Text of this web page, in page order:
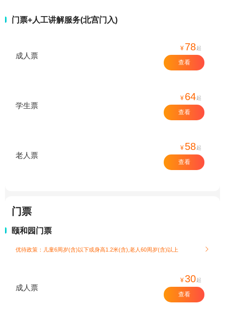
门票+人工讲解服务(北宫门入)
成人票
¥ 78起
查看
学生票
¥ 64起
查看
老人票
¥ 58起
查看
门票
颐和园门票
优待政策：儿童6周岁(含)以下或身高1.2米(含),老人60周岁(含)以上 
成人票
¥30起
查看